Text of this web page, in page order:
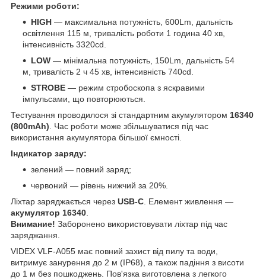
Режими роботи:
HIGH — максимальна потужність, 600Lm, дальність
освітлення 115 м, тривалість роботи 1 година 40 хв,
інтенсивність 3320cd.
LOW — мінімальна потужність, 150Lm, дальність 54
м, тривалість 2 ч 45 хв, інтенсивність 740cd.
STROBE — режим стробоскопа з яскравими
імпульсами, що повторюються.
Тестування проводилося зі стандартним акумулятором 16340
(800mAh) . Час роботи може збільшуватися під час
використання акумулятора більшої ємності.
Індикатор заряду:
зелений — повний заряд;
червоний — рівень нижчий за 20%.
Ліхтар заряджається через USB-C . Елемент живлення —
акумулятор 16340
Внимание! Заборонено використовувати ліхтар під час
заряджання.
VIDEX VLF-A055 має повний захист від пилу та води,
витримує занурення до 2 м (IP68), а також падіння з висоти
до 1 м без пошкоджень. Пов'язка виготовлена з легкого